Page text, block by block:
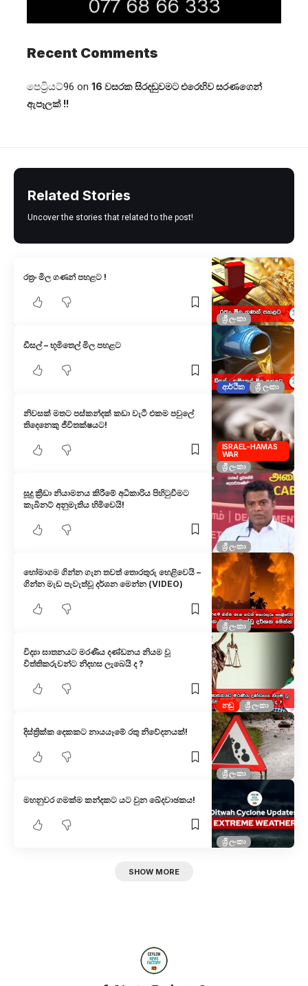
Recent Comments
පෙට්‍රියට්96 on 16 වසරක සිරදඬුවමට එරෙහිව සරණගෙන්
ඇපෑලක් !!
Related Stories
Uncover the stories that related to the post!
ශ්‍රී ලංකා
රත්‍රං මිල ගණන් පහළට !
ආර්ථික ශ්‍රී ලංකා
ඩීසල් – භූමිතෙල් මිල පහළට
ISRAEL-HAMAS
WAR
ශ්‍රී ලංකා
නිවසක් මතට පස්කන්දක් කඩා වැටී එකම පවුලේ
තිදෙනෙකු ජීවිතක්ෂයට!
ශ්‍රී ලංකා
සූදු ක්‍රීඩා නියාමනය කිරීමේ අධිකාරිය පිහිටුවීමට
කැබිනට් අනුමැතිය හිමිවෙයි!
ශ්‍රී ලංකා
හෝමාගම ගින්න ගැන තවත් තොරතුරු හෙළිවෙයි –
ගින්න මැඩ පැවැත්වූ දර්ශන මෙන්න (VIDEO)
නඩු ශ්‍රී ලංකා
විද්‍යා ඝාතනයට මරණීය දණ්ඩනය නියම වූ
විත්තිකරුවන්ට නිදහස ලැබෙයි ද ?
ශ්‍රී ලංකා
දිස්ත්‍රික්ක දෙකකට නායයෑමේ රතු නිවේදනයක්!
ශ්‍රී ලංකා
මහනුවර ගමක්ම කන්දකට යට වුන ඛේදවාඡකය!
SHOW MORE